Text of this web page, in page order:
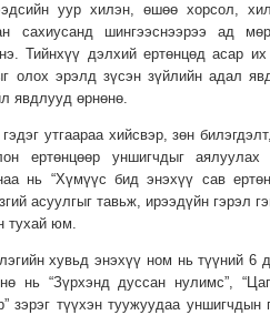
уур хилэн, өшөө хорсол,
сахиусанд шингээснээрээ ад
Тийнхүү дэлхий ертөнцөд асар их
олох эрэлд зүсэн зүйлийн адал
явдлууд өрнөнө.
утгаараа хийсвэр, зөн
ертөнцөөр уншигчдыг
нь “Хүмүүс бид энэхүү сав
асуулгыг тавьж, ирээдүйн гэрэл
тухай юм.
хувьд энэхүү ном нь түүний 6
нь “Зүрхэнд дуссан нулимс”,
зэрэг түүхэн туужуудаа уншигчдын